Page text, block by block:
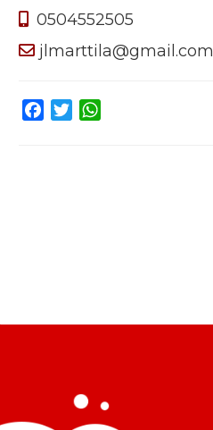
0504552505
jlmarttila@gmail.com
Facebook
Twitter